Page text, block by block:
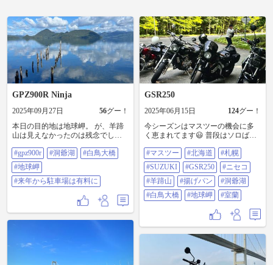
GPZ900R Ninja
2025年09月27日 56グー！
本日の目的地は地球岬。 が、羊蹄
山は見えなかったのは残念でした
爺湖 #白鳥大橋 #地球岬 #来年から
駐車場は有料に
#gpz900r #洞爺湖
#白鳥大橋
#地球岬
#来年から駐車場は有料に
GSR250
2025年06月15日 124グー！
今シーズンはマスツーの機会に多
く恵まれてます😃 普段はソロばか
👍🏻 札幌から出発、支笏湖で待ち合
わせ 〜大滝のきのこ王国でさっそ
く休憩してきのこ汁〜ニセコでそ
ばでお昼〜地元のパン屋さんで揚
げパン〜京極噴水公園〜洞爺湖〜
白鳥大橋〜地球岬〜36号線で札幌
に戻って来ました なかなか盛りだ
くさんのツーリングでした #マスツ
ー #北海道 #札幌 #suzuki #gsr250 #
ニセコ #羊蹄山 #揚げパン #洞爺湖
#白鳥大橋 #地球岬 #室蘭
#マスツー #北海道
#札幌
#SUZUKI
#GSR250
#ニセコ
#羊蹄山
#揚げパン
#洞爺湖
#白鳥大橋
#地球岬 #室蘭